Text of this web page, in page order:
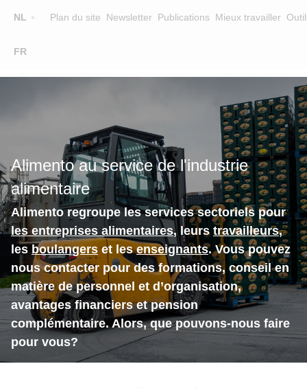
NL
FR
Plan du site Newsletter Publications Mieux travailler
Main
SUR ALIMENTO
EQUIPE
CONTACT
Alimento au service de l'industrie
alimentaire
Alimento regroupe les services sectoriels pour
les entreprises alimentaires, leurs travailleurs,
lesboulangerset lesenseignants. Vous pouvez
nous contacter pour des formations, conseil en
matière de personnel et d’organisation,
avantages financiers et pension
complémentaire. Alors, que pouvons-nous faire
pour vous?